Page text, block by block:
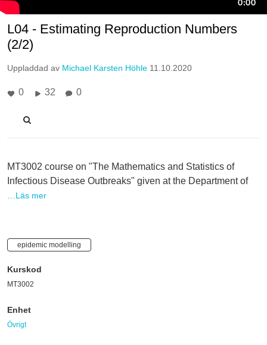
L04 - Estimating Reproduction Numbers
(2/2)
Uppladdad av Michael Karsten Höhle 11.10.2020
0 32 0
MT3002 course on "The Mathematics and Statistics of
Infectious Disease Outbreaks" given at the Department of
…Läs mer
epidemic modelling
Kurskod
MT3002
Enhet
Övrigt